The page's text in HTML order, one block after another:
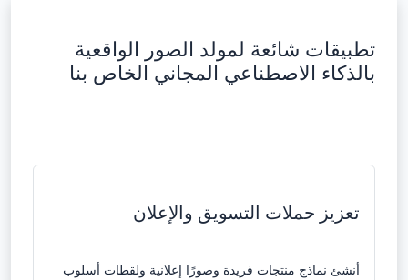
تطبيقات شائعة لمولد الصور الواقعية
بالذكاء الاصطناعي المجاني الخاص بنا
تعزيز حملات التسويق والإعلان
أنشئ نماذج منتجات فريدة وصورًا إعلانية ولقطات أسلوب